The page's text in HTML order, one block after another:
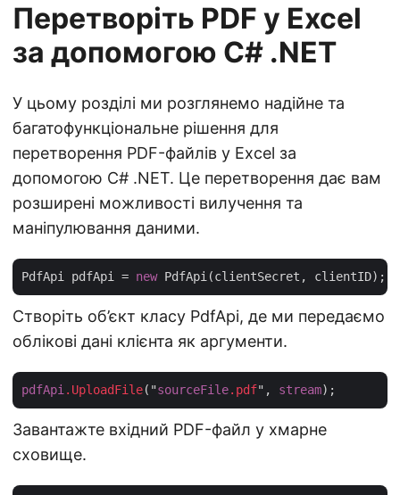
Перетворіть PDF у Excel
за допомогою C# .NET
У цьому розділі ми розглянемо надійне та
багатофункціональне рішення для
перетворення PDF-файлів у Excel за
допомогою C# .NET. Це перетворення дає вам
розширені можливості вилучення та
маніпулювання даними.
PdfApi pdfApi = new
Створіть об’єкт класу PdfApi, де ми передаємо
облікові дані клієнта як аргументи.
pdfApi .UploadFile("sourceFile.pdf", stream
Завантажте вхідний PDF-файл у хмарне
сховище.